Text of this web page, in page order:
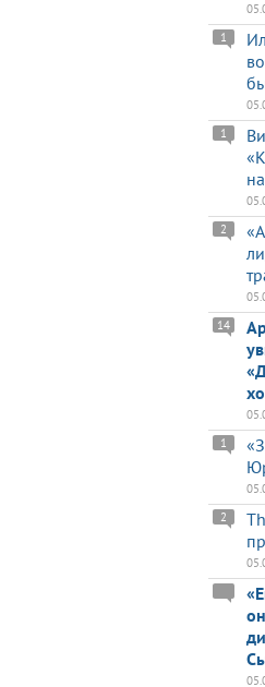
1
1
2
14
1
2